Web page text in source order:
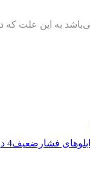
به اين علت
فشارضعیف4 دیدگاه